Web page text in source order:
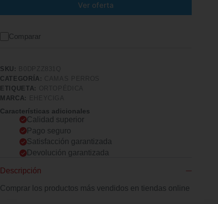
Ver oferta
Comparar
SKU:
CATEGORÍA:
ETIQUETA:
MARCA:
Características adicionales
Calidad superior
Pago seguro
Satisfacción garantizada
Devolución garantizada
Descripción
Comprar los productos más vendidos en tiendas online